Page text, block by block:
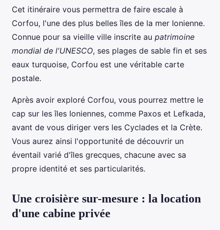
Cet itinéraire vous permettra de faire escale à
Corfou, l'une des plus belles îles de la mer Ionienne.
Connue pour sa vieille ville inscrite au patrimoine
mondial de l'UNESCO, ses plages de sable fin et ses
eaux turquoise, Corfou est une véritable carte
postale.
Après avoir exploré Corfou, vous pourrez mettre le
cap sur les îles Ioniennes, comme Paxos et Lefkada,
avant de vous diriger vers les Cyclades et la Crète.
Vous aurez ainsi l'opportunité de découvrir un
éventail varié d'îles grecques, chacune avec sa
propre identité et ses particularités.
Une croisière sur-mesure : la location
d'une cabine privée